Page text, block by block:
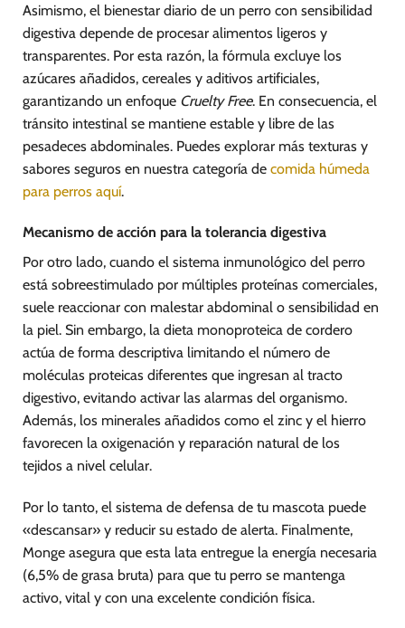
Asimismo, el bienestar diario de un perro con sensibilidad
digestiva depende de procesar alimentos ligeros y
transparentes. Por esta razón, la fórmula excluye los
azúcares añadidos, cereales y aditivos artificiales,
garantizando un enfoque Cruelty Free. En consecuencia, el
tránsito intestinal se mantiene estable y libre de las
pesadeces abdominales. Puedes explorar más texturas y
sabores seguros en nuestra categoría de comida húmeda
para perros aquí.
Mecanismo de acción para la tolerancia digestiva
Por otro lado, cuando el sistema inmunológico del perro
está sobreestimulado por múltiples proteínas comerciales,
suele reaccionar con malestar abdominal o sensibilidad en
la piel. Sin embargo, la dieta monoproteica de cordero
actúa de forma descriptiva limitando el número de
moléculas proteicas diferentes que ingresan al tracto
digestivo, evitando activar las alarmas del organismo.
Además, los minerales añadidos como el zinc y el hierro
favorecen la oxigenación y reparación natural de los
tejidos a nivel celular.
Por lo tanto, el sistema de defensa de tu mascota puede
«descansar» y reducir su estado de alerta. Finalmente,
Monge asegura que esta lata entregue la energía necesaria
(6,5% de grasa bruta) para que tu perro se mantenga
activo, vital y con una excelente condición física.